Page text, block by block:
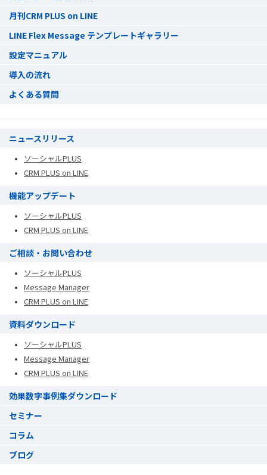
月刊CRM PLUS on LINE
LINE Flex Message テンプレートギャラリー
設定マニュアル
導入の流れ
よくある質問
ニュースリリース
ソーシャルPLUS
CRM PLUS on LINE
機能アップデート
ソーシャルPLUS
CRM PLUS on LINE
ご相談・お問い合わせ
ソーシャルPLUS
Message Manager
CRM PLUS on LINE
資料ダウンロード
ソーシャルPLUS
Message Manager
CRM PLUS on LINE
効果数字事例集ダウンロード
セミナー
コラム
ブログ